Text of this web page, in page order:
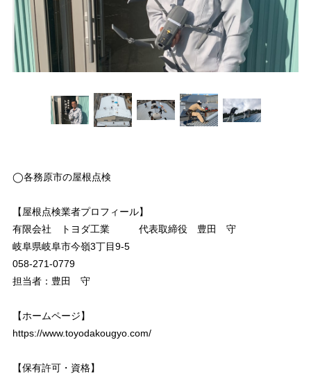
◯各務原市の屋根点検
【屋根点検業者プロフィール】
有限会社 トヨダ工業 代表取締役 豊田 守
岐阜県岐阜市今嶺3丁目9-5
058-271-0779
担当者：豊田 守
【ホームページ】
https://www.toyodakougyo.com/
【保有許可・資格】